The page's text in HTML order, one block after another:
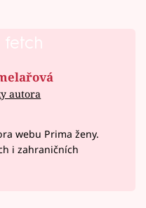
fetch
autora
webu Prima ženy.
i zahraničních